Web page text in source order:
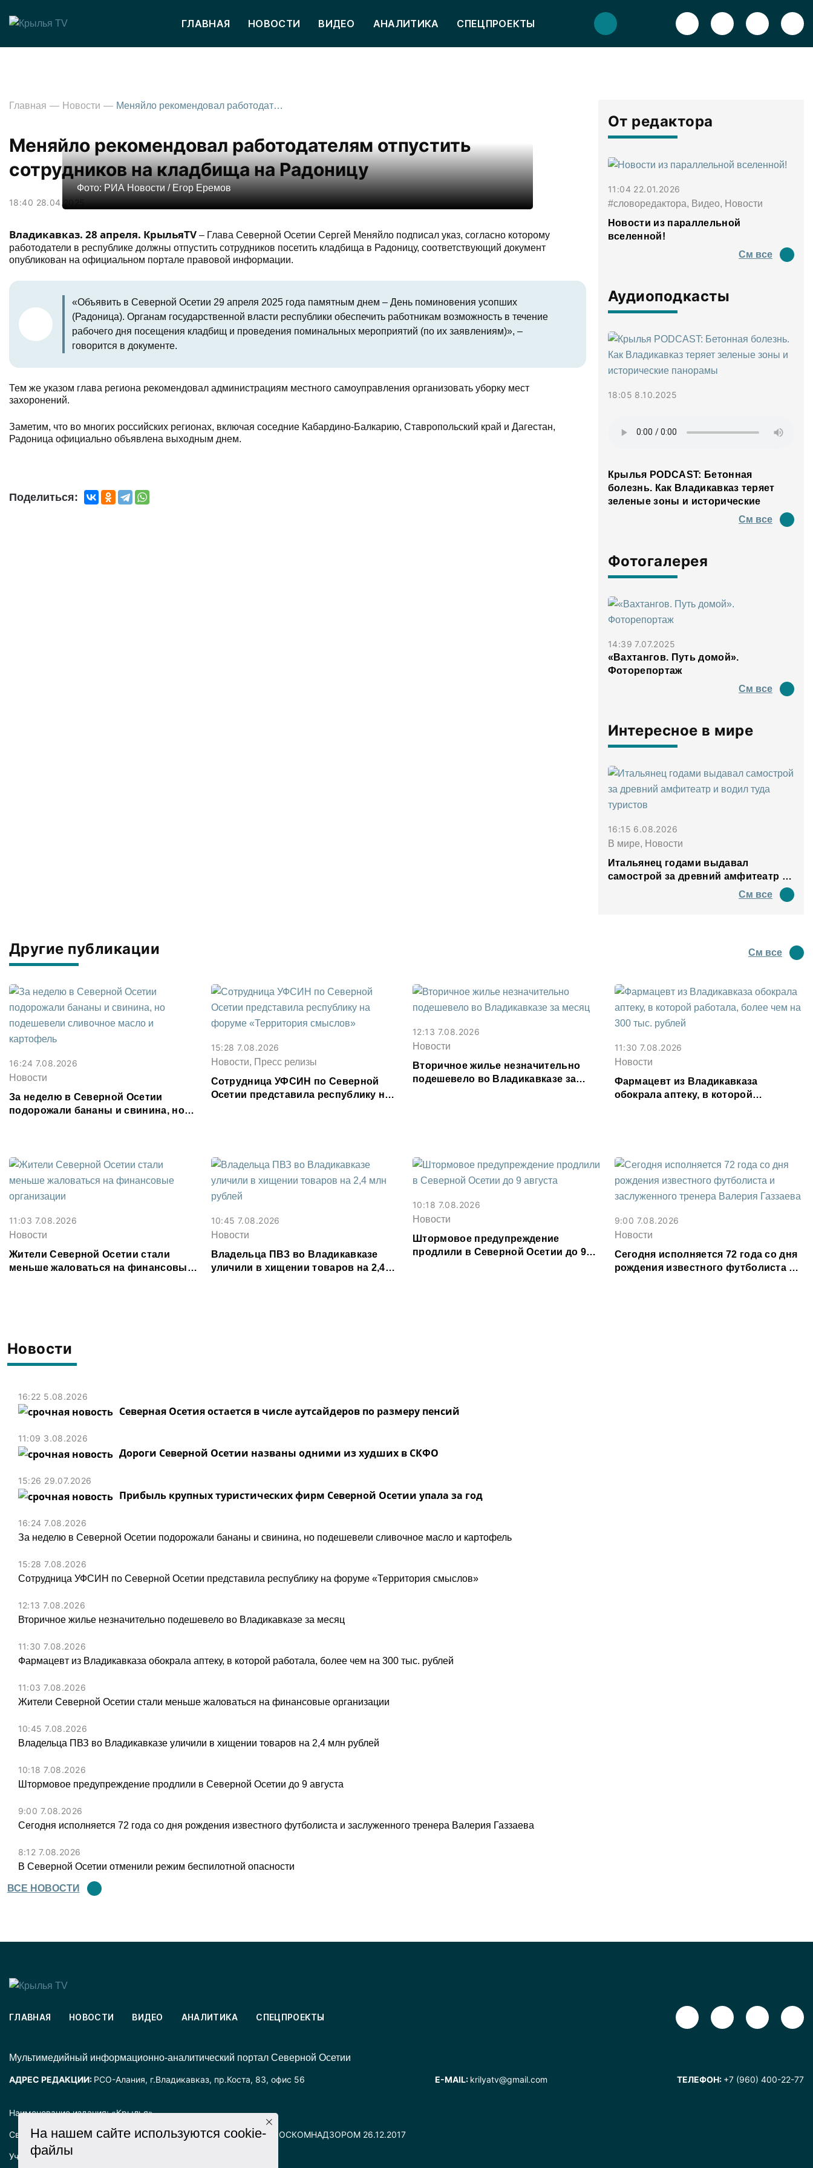
ГЛАВНАЯ НОВОСТИ ВИДЕО АНАЛИТИКА СПЕЦПРОЕКТЫ
Новости
16:22 5.08.2026
Северная Осетия остается в числе аутсайдеров по размеру пенсий
11:09 3.08.2026
Дороги Северной Осетии названы одними из худших в СКФО
15:26 29.07.2026
Прибыль крупных туристических фирм Северной Осетии упала за год
16:24 7.08.2026
За неделю в Северной Осетии подорожали бананы и свинина, но подешевели сливочное масло и картофель
15:28 7.08.2026
Сотрудница УФСИН по Северной Осетии представила республику на форуме «Территория смыслов»
12:13 7.08.2026
Вторичное жилье незначительно подешевело во Владикавказе за месяц
11:30 7.08.2026
Фармацевт из Владикавказа обокрала аптеку, в которой работала, более чем на 300 тыс. рублей
11:03 7.08.2026
Жители Северной Осетии стали меньше жаловаться на финансовые организации
10:45 7.08.2026
Владельца ПВЗ во Владикавказе уличили в хищении товаров на 2,4 млн рублей
10:18 7.08.2026
Штормовое предупреждение продлили в Северной Осетии до 9 августа
9:00 7.08.2026
Сегодня исполняется 72 года со дня рождения известного футболиста и заслуженного тренера Валерия Газзаева
8:12 7.08.2026
В Северной Осетии отменили режим беспилотной опасности
ВСЕ НОВОСТИ
Главная Новости Меняйло рекомендовал работодателям отпустить сотрудников на кладбища на Радоницу
Меняйло рекомендовал работодателям отпустить
сотрудников на кладбища на Радоницу
18:40 28.04.2025
Фото: РИА Новости / Егор Еремов
Владикавказ. 28 апреля. КрыльяTV – Глава Северной Осетии Сергей Меняйло подписал указ, согласно которому
работодатели в республике должны отпустить сотрудников посетить кладбища в Радоницу, соответствующий документ
опубликован на официальном портале правовой информации.
«Объявить в Северной Осетии 29 апреля 2025 года памятным днем – День поминовения усопших
(Радоница). Органам государственной власти республики обеспечить работникам возможность в течение
рабочего дня посещения кладбищ и проведения поминальных мероприятий (по их заявлениям)», –
говорится в документе.
Тем же указом глава региона рекомендовал администрациям местного самоуправления организовать уборку мест
захоронений.
Заметим, что во многих российских регионах, включая соседние Кабардино-Балкарию, Ставропольский край и Дагестан,
Радоница официально объявлена выходным днем.
Поделиться:
От редактора
11:04 22.01.2026
#словоредактора, Видео, Новости
Новости из параллельной
вселенной!
См все
Аудиоподкасты
18:05 8.10.2025
Крылья PODCAST: Бетонная
болезнь. Как Владикавказ теряет
зеленые зоны и исторические
См все
Фотогалерея
14:39 7.07.2025
«Вахтангов. Путь домой».
Фоторепортаж
См все
Интересное в мире
16:15 6.08.2026
В мире, Новости
Итальянец годами выдавал
самострой за древний амфитеатр и
См все
Другие публикации См все
16:24 7.08.2026
Новости
За неделю в Северной Осетии
подорожали бананы и свинина, но
15:28 7.08.2026
Новости, Пресс релизы
Сотрудница УФСИН по Северной
Осетии представила республику на
12:13 7.08.2026
Новости
Вторичное жилье незначительно
подешевело во Владикавказе за
11:30 7.08.2026
Новости
Фармацевт из Владикавказа
обокрала аптеку, в которой
11:03 7.08.2026
Новости
Жители Северной Осетии стали
меньше жаловаться на финансовые
10:45 7.08.2026
Новости
Владельца ПВЗ во Владикавказе
уличили в хищении товаров на 2,4
10:18 7.08.2026
Новости
Штормовое предупреждение
продлили в Северной Осетии до 9
9:00 7.08.2026
Новости
Сегодня исполняется 72 года со дня
рождения известного футболиста и
Наименование издания: «Крылья».
Свидетельство о регистрации СМИ ЭЛ № ФС77-72025 выдано РОСКОМНАДЗОРОМ 26.12.2017
Учредитель: ООО «Крылья».
ГЛАВНАЯ НОВОСТИ ВИДЕО АНАЛИТИКА СПЕЦПРОЕКТЫ
Mультимедийный информационно-аналитический портал Северной Осетии
АДРЕС РЕДАКЦИИ: РСО-Алания, г.Владикавказ, пр.Коста, 83, офис 56 E-MAIL: krilyatv@gmail.com ТЕЛЕФОН: +7 (960) 400-22-77
На нашем сайте используются cookie-
файлы